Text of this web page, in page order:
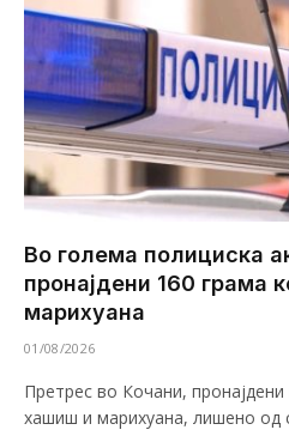
Во голема полициска
пронајдени 160 грама
марихуана
01/08/2026
Претрес во Кочани,
хашиш и марихуана, лишено од